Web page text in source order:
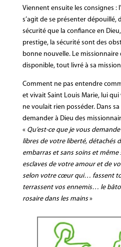
Viennent ensuite les consignes :
s’agit de se présenter dépouillé,
sécurité que la confiance en
prestige, la sécurité sont des
bonne nouvelle. Le
disponible, tout livré à sa
Comment ne pas entendre
et vivait Saint Louis Marie, lui
ne voulait rien posséder. Dans
demander à Dieu des
« Qu’est-ce que je vous
libres de votre liberté, détachés
embarras et sans soins et
esclaves de votre amour et de
selon votre cœur qui… fassent
terrassent vos ennemis… le
rosaire dans les mains»